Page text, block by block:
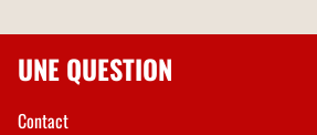
UNE QUESTION
Contact